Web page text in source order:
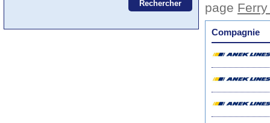
page
Compagnie